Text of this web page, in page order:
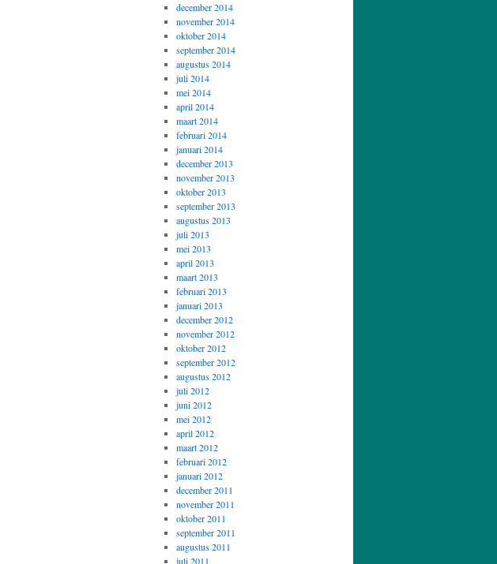
december 2014
november 2014
oktober 2014
september 2014
augustus 2014
juli 2014
mei 2014
april 2014
maart 2014
februari 2014
januari 2014
december 2013
november 2013
oktober 2013
september 2013
augustus 2013
juli 2013
mei 2013
april 2013
maart 2013
februari 2013
januari 2013
december 2012
november 2012
oktober 2012
september 2012
augustus 2012
juli 2012
juni 2012
mei 2012
april 2012
maart 2012
februari 2012
januari 2012
december 2011
november 2011
oktober 2011
september 2011
augustus 2011
juli 2011